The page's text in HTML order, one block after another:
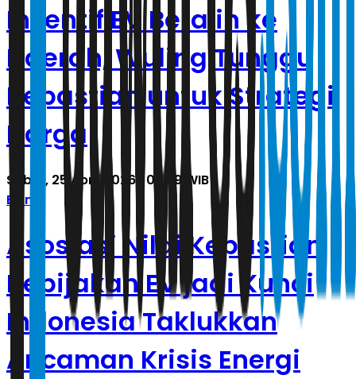
Insentif EV Beralih ke
Daerah, Wuling Tunggu
Kepastian untuk Strategi
Harga
Sabtu, 25 April 2026 | 03.59 WIB
Bisnis
Asosiasi Nilai Kepastian
Kebijakan EV jadi Kunci
Indonesia Taklukkan
Ancaman Krisis Energi